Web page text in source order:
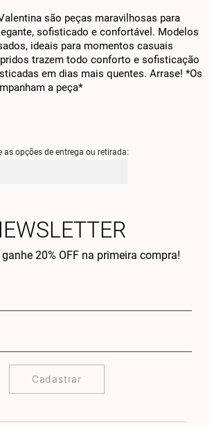
são peças maravilhosas para
sofisticado e confortável. Modelos
ideais para momentos casuais
trazem todo conforto e sofisticação
em dias mais quentes. Arrase! *Os
a peça*
as opções de entrega ou retirada:
ganhe 20% OFF na primeira compra!
Cadastrar